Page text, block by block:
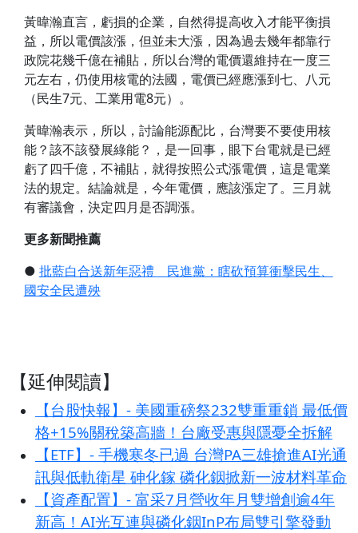
黃暐瀚直言，虧損的企業，自然得提高收入才能平衡損
益，所以電價該漲，但並未大漲，因為過去幾年都靠行
政院花幾千億在補貼，所以台灣的電價還維持在一度三
元左右，仍使用核電的法國，電價已經應漲到七、八元
（民生7元、工業用電8元）。
黃暐瀚表示，所以，討論能源配比，台灣要不要使用核
能？該不該發展綠能？，是一回事，眼下台電就是已經
虧了四千億，不補貼，就得按照公式漲電價，這是電業
法的規定。結論就是，今年電價，應該漲定了。三月就
有審議會，決定四月是否調漲。
更多新聞推薦
● 批藍白合送新年惡禮 民進黨：瞎砍預算衝擊民生、
國安全民遭殃
【延伸閱讀】
【台股快報】- 美國重磅祭232雙重重鎖 最低價
格+15%關稅築高牆！台廠受惠與隱憂全拆解
【ETF】- 手機寒冬已過 台灣PA三雄搶進AI光通
訊與低軌衛星 砷化鎵 磷化銦掀新一波材料革命
【資產配置】- 富采7月營收年月雙增創逾4年
新高！AI光互連與磷化銦InP布局雙引擎發動